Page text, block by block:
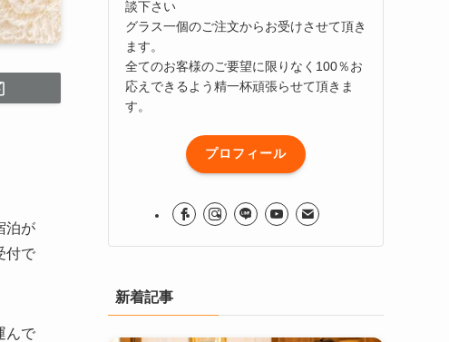
泊が
付で
んで
談下さい
グラス一個のご注文からお受けさせて頂き
ます。
全てのお客様のご要望に限りなく100％お
応えできるよう精一杯頑張らせて頂きま
す。
プロフィール
新着記事